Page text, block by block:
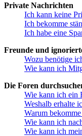
Private Nachrichten
Ich kann keine
Ich bekomme
Ich habe eine
Freunde und
Wozu benötige
Wie kann ich
Die Foren
Wie kann ich ein
Weshalb erhalte
Warum
Wie kann ich
Wie kann ich